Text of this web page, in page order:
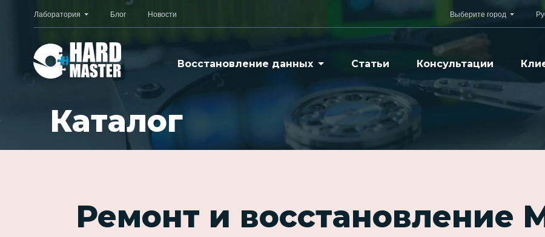
Восстановление данных Статьи Консультации
Лаборатория Блог Новости Выберите город
Каталог
Ремонт и восстановление